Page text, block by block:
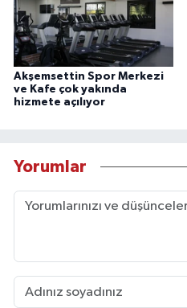
Akşemsettin Spor Merkezi
ve Kafe çok yakında
hizmete açılıyor
Yorumlar